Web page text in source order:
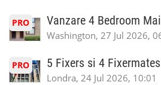
PRO Vanzare 4 Bedroom
Washington, 27 Jul 2026,
PRO 5 Fixers si 4
Londra, 24 Jul 2026, 10:01